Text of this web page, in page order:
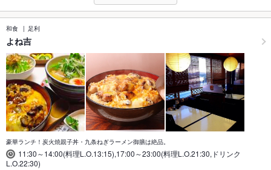
和食 足利
よね吉
豪華ランチ！炭火焼親子丼・九条ねぎラーメン御膳は絶品。
11:30～14:00(料理L.O.13:15),17:00～23:00(料理L.O.21:30,ドリンク
L.O.22:30)